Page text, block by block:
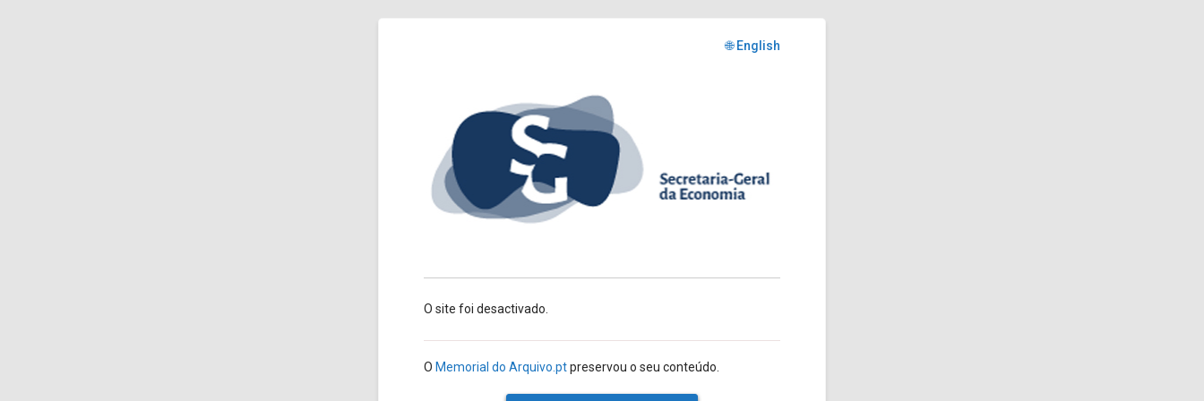
🌐 English
O site foi desactivado.
O Memorial do Arquivo.ptpreservou o seu conteúdo.